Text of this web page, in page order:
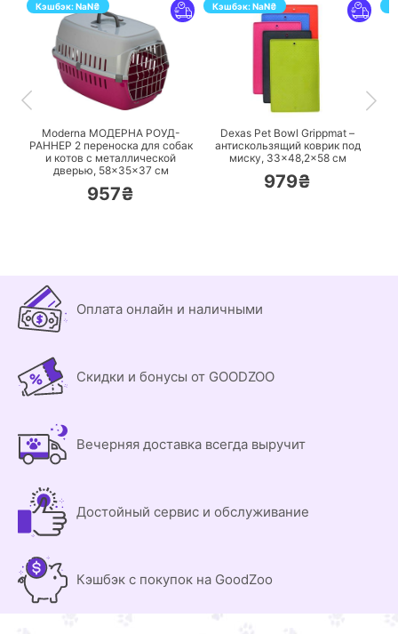
Кэшбэк:NaN₴
ПЕРЕЙТИ
Moderna МОДЕРНА РОУД-
РАННЕР 2 переноска для собак
и котов с металлической
дверью, 58×35×37 см
957₴
Кэшбэк:NaN₴
ПЕРЕЙТИ
Dexas Pet Bowl Grippmat –
антискользящий коврик под
миску, 33×48,2×58 см
979₴
Оплата онлайн и наличными
Скидки и бонусы от GOODZOO
Вечерняя доставка всегда выручит
Достойный сервис и обслуживание
Кэшбэк с покупок на GoodZoo